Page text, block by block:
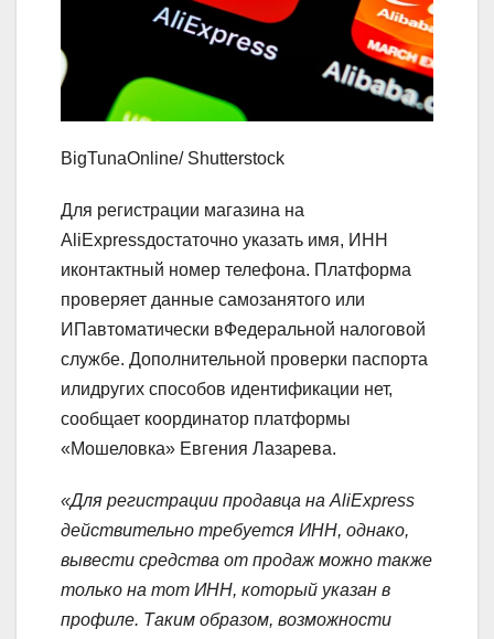
BigTunaOnline/ Shutterstock
Для регистрации магазина на
AliExpressдостаточно указать имя, ИНН
иконтактный номер телефона. Платформа
проверяет данные самозанятого или
ИПавтоматически вФедеральной налоговой
службе. Дополнительной проверки паспорта
илидругих способов идентификации нет,
сообщает координатор платформы
«Мошеловка» Евгения Лазарева.
«Для регистрации продавца на AliExpress
действительно требуется ИНН, однако,
вывести средства от продаж можно также
только на тот ИНН, который указан в
профиле. Таким образом, возможности